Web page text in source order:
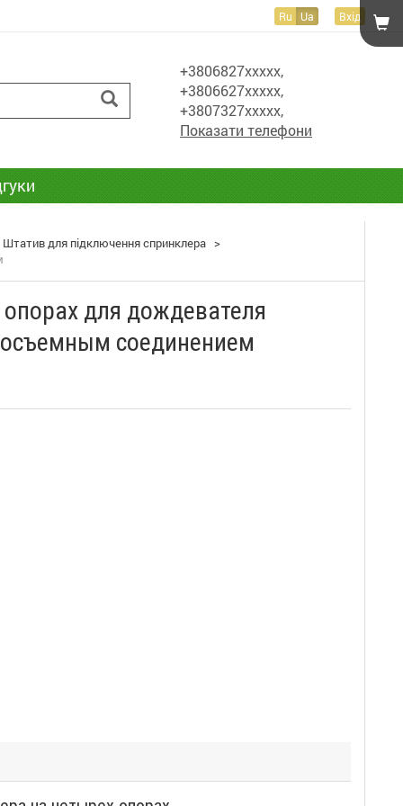
Ru Ua Вхід
+3806827xxxxx,
+3806627xxxxx,
+3807327xxxxx,
Показати телефони
Штатив для підключення спринклера >
для дождевателя
соединением